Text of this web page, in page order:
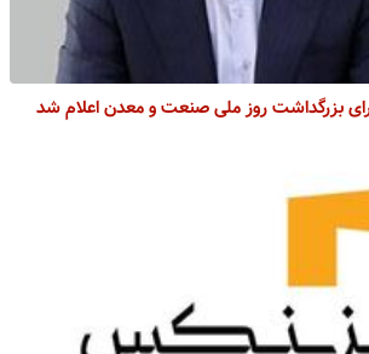
بزرگداشت روز ملی صنعت و معدن اعلام شد